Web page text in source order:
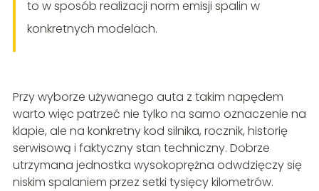
to w sposób realizacji norm emisji spalin w
konkretnych modelach.
Przy wyborze używanego auta z takim napędem
warto więc patrzeć nie tylko na samo oznaczenie na
klapie, ale na konkretny kod silnika, rocznik, historię
serwisową i faktyczny stan techniczny. Dobrze
utrzymana jednostka wysokoprężna odwdzięczy się
niskim spalaniem przez setki tysięcy kilometrów.